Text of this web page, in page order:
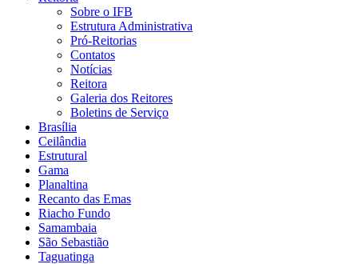
Sobre o IFB
Estrutura Administrativa
Pró-Reitorias
Contatos
Notícias
Reitora
Galeria dos Reitores
Boletins de Serviço
Brasília
Ceilândia
Estrutural
Gama
Planaltina
Recanto das Emas
Riacho Fundo
Samambaia
São Sebastião
Taguatinga